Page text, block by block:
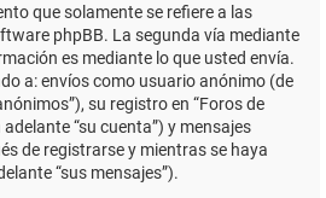
que solamente se refiere a las
phpBB. La segunda vía mediante
es mediante lo que usted envía.
a: envíos como usuario anónimo (de
su registro en “Foros de
“su cuenta”) y mensajes
de registrarse y mientras se haya
“sus mensajes”).